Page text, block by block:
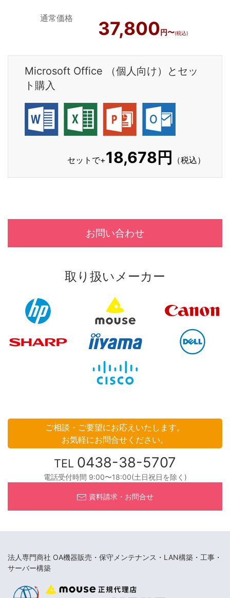
通常価格 37,800円〜(税込)
Microsoft Office （個人向け）とセッ
ト購入
セットで+18,678円 （税込）
お問い合わせ
取り扱いメーカー
ご相談・ご要望にお応えいたします。
お気軽にお問合せください。
TEL 0438-38-5707
電話受付時間 9:00〜18:00(土日祝日を除く)
資料請求・お問合せ
法人専門商社 OA機器販売・保守メンテナンス・LAN構築・工事・
サーバー構築